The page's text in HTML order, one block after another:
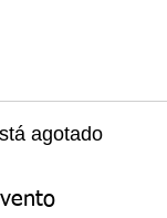
agotado